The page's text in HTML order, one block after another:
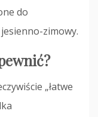
do
zimowy.
„łatwe